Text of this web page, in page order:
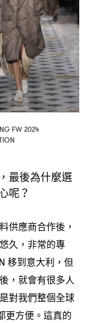
FW 2024
， 最後為什麼選
呢？
供應商合作後 ，
久 ， 非常的專
移到意大利 ， 但
， 就會有很多人
對我們整個全球
更方便。這真的